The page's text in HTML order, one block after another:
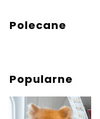
Polecane
Popularne